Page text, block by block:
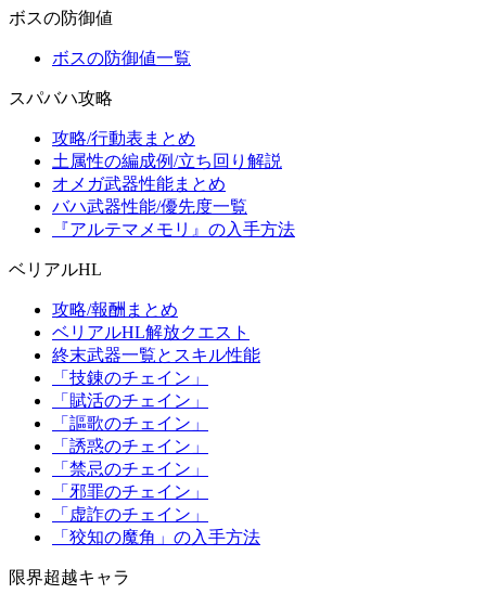
ボスの防御値
ボスの防御値一覧
スパバハ攻略
攻略/行動表まとめ
土属性の編成例/立ち回り解説
オメガ武器性能まとめ
バハ武器性能/優先度一覧
『アルテマメモリ』の入手方法
ベリアルHL
攻略/報酬まとめ
ベリアルHL解放クエスト
終末武器一覧とスキル性能
「技錬のチェイン」
「賦活のチェイン」
「謳歌のチェイン」
「誘惑のチェイン」
「禁忌のチェイン」
「邪罪のチェイン」
「虚詐のチェイン」
「狡知の魔角」の入手方法
限界超越キャラ